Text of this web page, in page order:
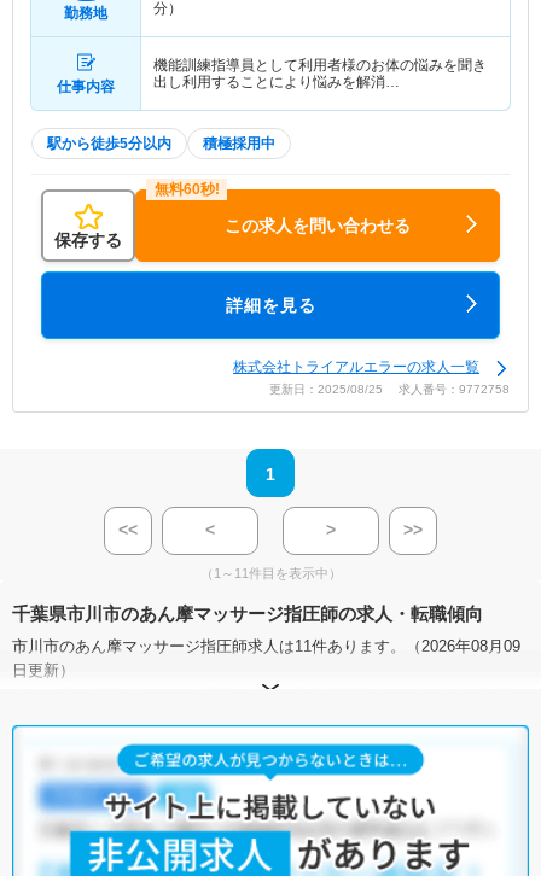
勤務地
分）
仕事内容
機能訓練指導員として利用者様のお体の悩みを聞き
出し利用することにより悩みを解消…
駅から徒歩5分以内 積極採用中
保存する
この求人を問い合わせる
詳細を見る
株式会社トライアルエラーの求人一覧
更新日：2025/08/25 求人番号：9772758
1
<< < > >>
（1～11件目を表示中）
千葉県市川市のあん摩マッサージ指圧師の求人・転職傾向
市川市のあん摩マッサージ指圧師求人は11件あります。（2026年08月09
日更新）
サイト上に掲載されている求人の他に、
う求人を提案させていただきます。
市川市のあん摩マッサージ指圧師求人では以下のような条件が人気で
す。
積極採用中 ・正社員(正職員) ・ 介護福祉施設・整骨院 ・